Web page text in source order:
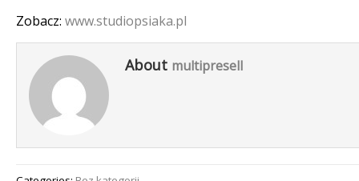
Zobacz: www.studiopsiaka.pl
About multipresell